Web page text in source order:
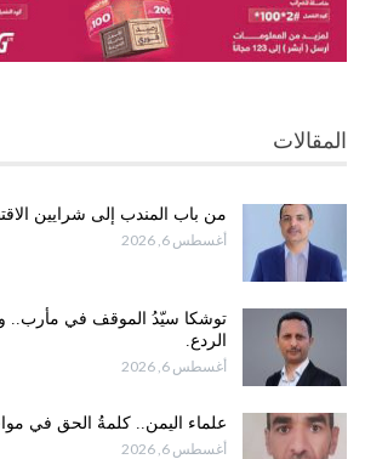
المقالات
من باب المندب إلى شرايين
أغسطس 6, 2026
توشكا سيّدُ الموقف في مأرب..
الردع.
أغسطس 6, 2026
علماء اليمن.. كلمةُ الحق في
أغسطس 6, 2026